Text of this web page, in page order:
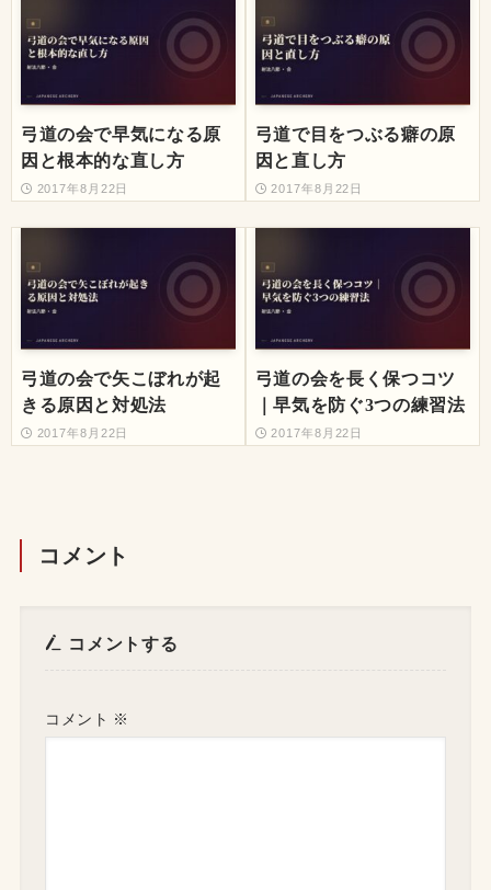
弓道の会で早気になる原
因と根本的な直し方
2017年8月22日
弓道で目をつぶる癖の原
因と直し方
2017年8月22日
弓道の会で矢こぼれが起
きる原因と対処法
2017年8月22日
弓道の会を長く保つコツ
｜早気を防ぐ3つの練習法
2017年8月22日
コメント
コメントする
コメント ※